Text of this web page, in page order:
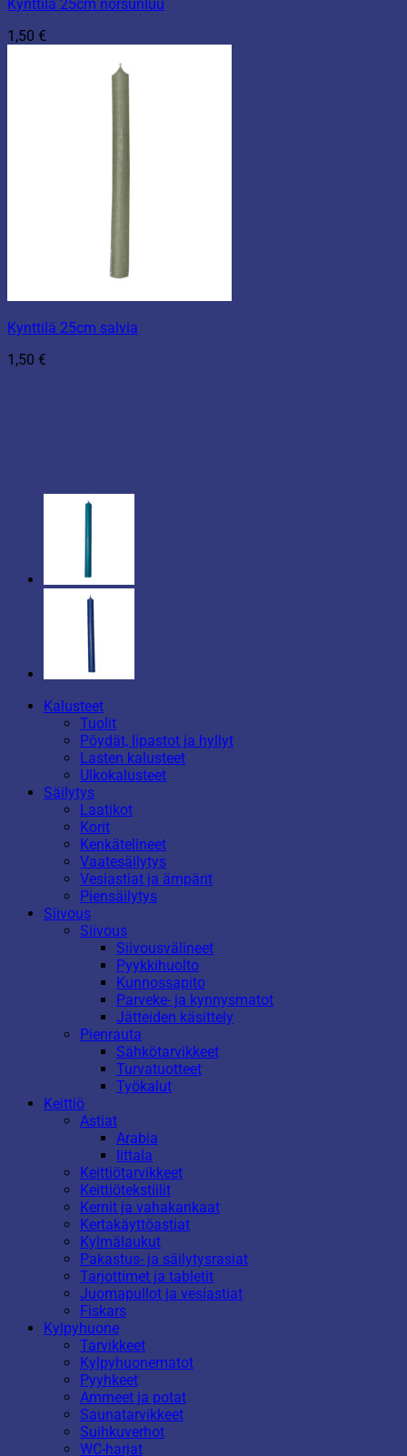
Kynttilä 25cm norsunluu
1,50 €
Kynttilä 25cm salvia
1,50 €
Kalusteet
Tuolit
Pöydät, lipastot ja hyllyt
Lasten kalusteet
Ulkokalusteet
Säilytys
Laatikot
Korit
Kenkätelineet
Vaatesäilytys
Vesiastiat ja ämpärit
Piensäilytys
Siivous
Siivous
Siivousvälineet
Pyykkihuolto
Kunnossapito
Parveke- ja kynnysmatot
Jätteiden käsittely
Pienrauta
Sähkötarvikkeet
Turvatuotteet
Työkalut
Keittiö
Astiat
Arabia
Iittala
Keittiötarvikkeet
Keittiötekstiilit
Kernit ja vahakankaat
Kertakäyttöastiat
Kylmälaukut
Pakastus- ja säilytysrasiat
Tarjottimet ja tabletit
Juomapullot ja vesiastiat
Fiskars
Kylpyhuone
Tarvikkeet
Kylpyhuonematot
Pyyhkeet
Ammeet ja potat
Saunatarvikkeet
Suihkuverhot
WC-harjat